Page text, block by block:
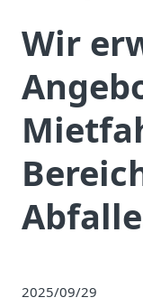
Wir
2025/09/29